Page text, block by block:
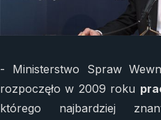
- Ministerstwo Spraw
rozpoczęło w 2009 roku
którego najbardziej